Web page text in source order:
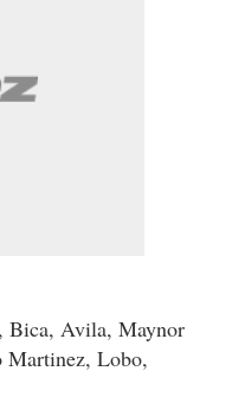
Bica, Avila, Maynor
Lobo,